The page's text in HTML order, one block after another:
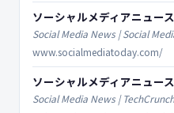
ソーシャルメディアニュー
Social Media News | Social
www.socialmediatoday.com/
ソーシャルメディアニュー
Social Media News | TechCrunch